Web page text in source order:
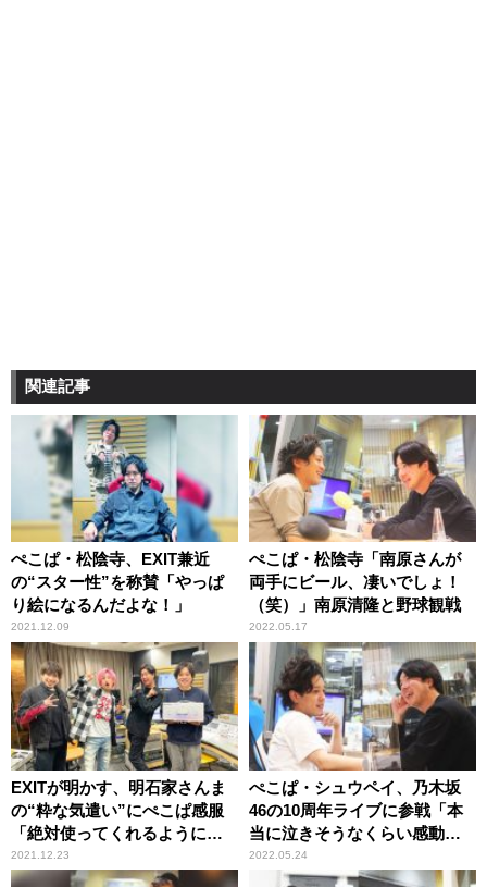
関連記事
ぺこぱ・松陰寺、EXIT兼近
の“スター性”を称賛「やっぱ
り絵になるんだよな！」
2021.12.09
ぺこぱ・松陰寺「南原さんが
両手にビール、凄いでしょ！
（笑）」南原清隆と野球観戦
2022.05.17
EXITが明かす、明石家さんま
の“粋な気遣い”にぺこぱ感服
「絶対使ってくれるようにっ
てことだよね」
2021.12.23
ぺこぱ・シュウペイ、乃木坂
46の10周年ライブに参戦「本
当に泣きそうなくらい感動し
ちゃって」
2022.05.24